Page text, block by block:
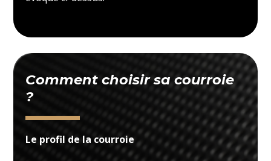
Comment choisir sa courroie
?
Le profil de la courroie